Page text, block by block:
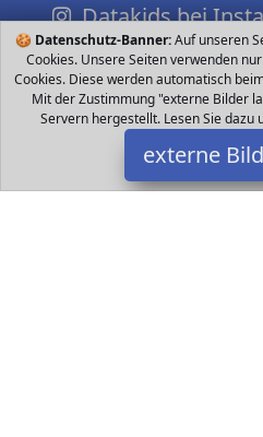
🍪 Datenschutz-Banner:Auf unseren
Cookies. Unsere Seiten verwenden
Cookies. Diese werden automatisch
Mit der Zustimmung "externe Bilder
Servern hergestellt. Lesen Sie dazu
externe
Datakids bei
Datakids bei